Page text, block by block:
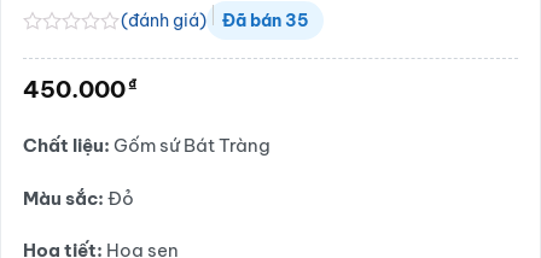
hạng
sao
(đánh giá) Đã bán 35
450.000₫
Chất liệu: Gốm sứ Bát Tràng
Màu sắc: Đỏ
Họa tiết: Hoa sen